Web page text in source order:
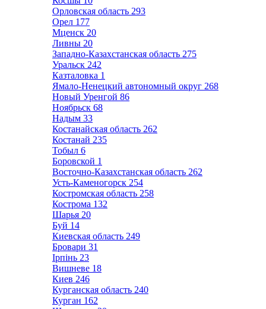
Орловская область 293
Орел 177
Мценск 20
Ливны 20
Западно-Казахстанская область 275
Уральск 242
Казталовка 1
Ямало-Ненецкий автономный округ 268
Новый Уренгой 86
Ноябрьск 68
Надым 33
Костанайская область 262
Костанай 235
Тобыл 6
Боровской 1
Восточно-Казахстанская область 262
Усть-Каменогорск 254
Костромская область 258
Кострома 132
Шарья 20
Буй 14
Киевская область 249
Бровари 31
Ірпінь 23
Вишневе 18
Киев 246
Курганская область 240
Курган 162